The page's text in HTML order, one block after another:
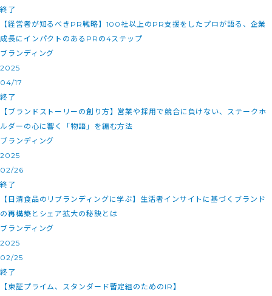
終了
【経営者が知るべきPR戦略】100社以上のPR支援をしたプロが語る、企業
成長にインパクトのあるPRの4ステップ
ブランディング
2025
04/17
終了
【ブランドストーリーの創り方】営業や採用で競合に負けない、ステークホ
ルダーの心に響く「物語」を編む方法
ブランディング
2025
02/26
終了
【日清食品のリブランディングに学ぶ】生活者インサイトに基づくブランド
の再構築とシェア拡大の秘訣とは
ブランディング
2025
02/25
終了
【東証プライム、スタンダード暫定組のためのIR】